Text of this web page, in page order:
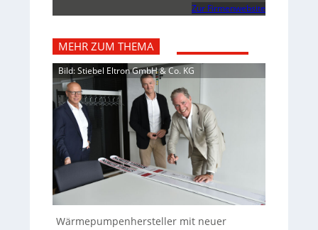
Zur Firmenwebsite
MEHR ZUM THEMA
Bild: Stiebel Eltron GmbH & Co. KG
Wärmepumpenhersteller mit neuer